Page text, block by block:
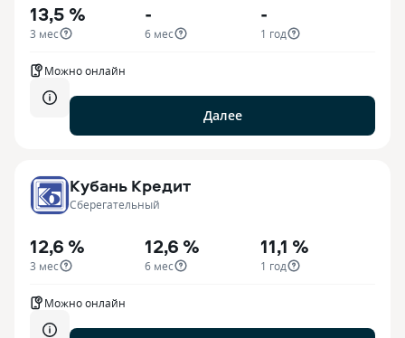
13,5 %
3 мес
-
6 мес
-
1 год
Можно онлайн
Далее
Кубань Кредит
Сберегательный
12,6 %
3 мес
12,6 %
6 мес
11,1 %
1 год
Можно онлайн